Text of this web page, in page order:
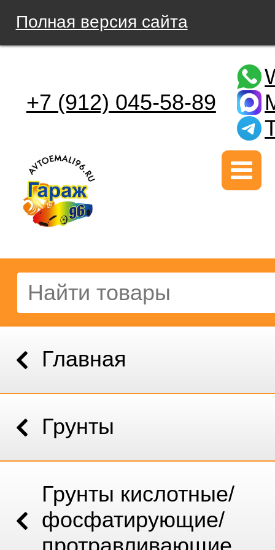
Полная версия сайта
+7 (912) 045-58-89
Главная
Грунты
Грунты кислотные/
фосфатирующие/